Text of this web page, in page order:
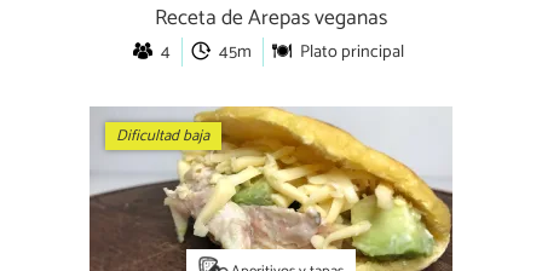
Receta de Arepas veganas
4 45m Plato principal
Dificultad baja